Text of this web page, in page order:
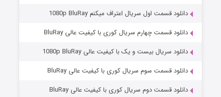
مردگان متحرک: شهر مرده ۳
دانلود قسمت اول سریال اعتراف میکنم 1080p BluRay
دانلود قسمت چهارم سریال کوری با کیفیت عالی BluRay
دانلود سریال بیست و یک با کیفیت عالی 1080p BluRay
دانلود قسمت سوم سریال کوری با کیفیت عالی BluRay
دانلود قسمت دوم سریال کوری با کیفیت عالی BluRay